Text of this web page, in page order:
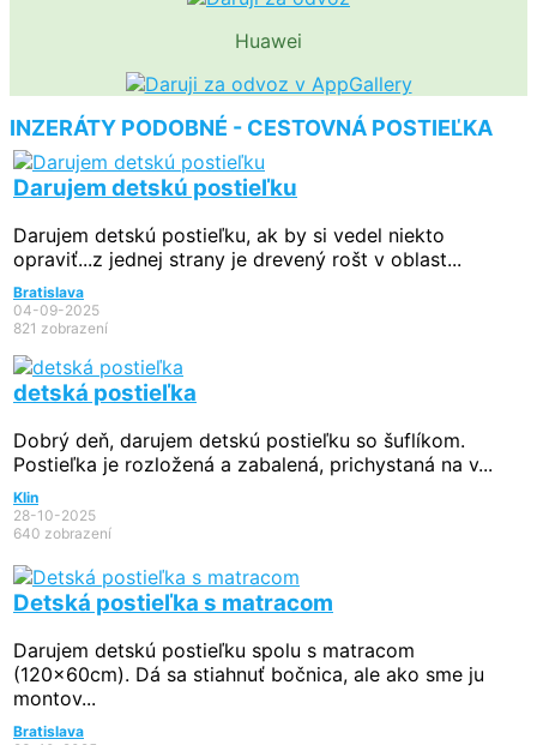
Huawei
INZERÁTY PODOBNÉ - CESTOVNÁ POSTIEĽKA
Darujem detskú postieľku
Darujem detskú postieľku, ak by si vedel niekto
opraviť...z jednej strany je drevený rošt v oblast...
Bratislava
04-09-2025
821 zobrazení
detská postieľka
Dobrý deň, darujem detskú postieľku so šuflíkom.
Postieľka je rozložená a zabalená, prichystaná na v...
Klin
28-10-2025
640 zobrazení
Detská postieľka s matracom
Darujem detskú postieľku spolu s matracom
(120x60cm). Dá sa stiahnuť bočnica, ale ako sme ju
montov...
Bratislava